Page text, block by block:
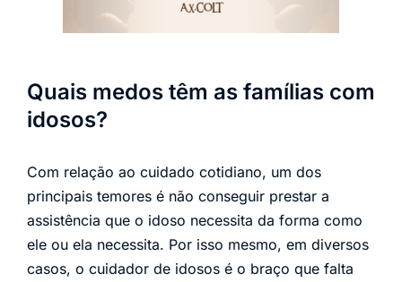
Quais medos têm as famílias com
idosos?
Com relação ao cuidado cotidiano, um dos
principais temores é não conseguir prestar a
assistência que o idoso necessita da forma como
ele ou ela necessita. Por isso mesmo, em diversos
casos, o cuidador de idosos é o braço que falta